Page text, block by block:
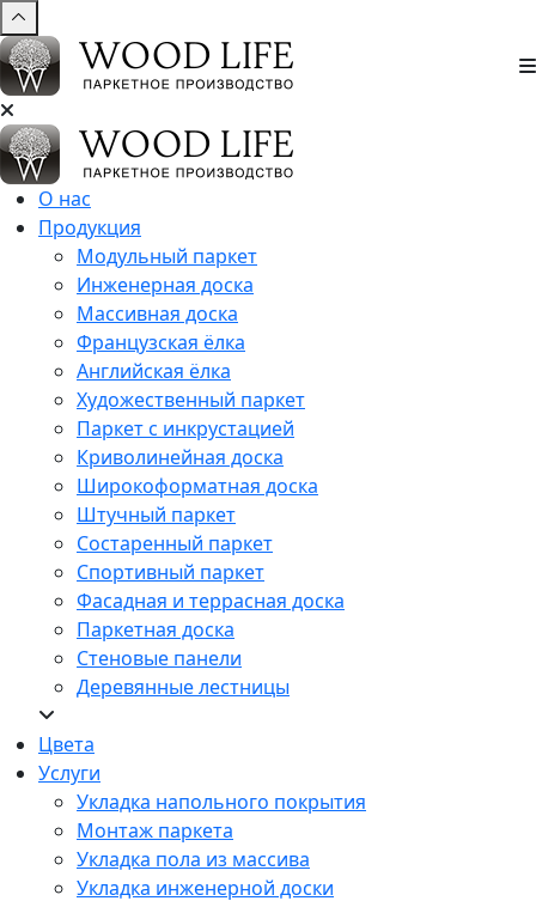
О нас
Продукция
Модульный паркет
Инженерная доска
Массивная доска
Французская ёлка
Английская ёлка
Художественный паркет
Паркет с инкрустацией
Криволинейная доска
Широкоформатная доска
Штучный паркет
Состаренный паркет
Спортивный паркет
Фасадная и террасная доска
Паркетная доска
Стеновые панели
Деревянные лестницы
Цвета
Услуги
Укладка напольного покрытия
Монтаж паркета
Укладка пола из массива
Укладка инженерной доски